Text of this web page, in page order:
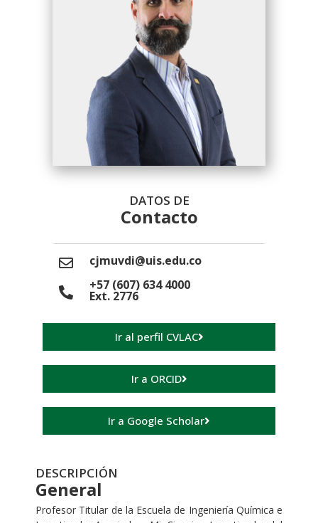
DATOS DE
Contacto
cjmuvdi@uis.edu.co
+57 (607) 634 4000
Ext. 2776
Ir al perfil CVLAC
Ir a ORCID
Ir a Google Scholar
DESCRIPCIÓN
General
Profesor Titular de la Escuela de Ingeniería Química e